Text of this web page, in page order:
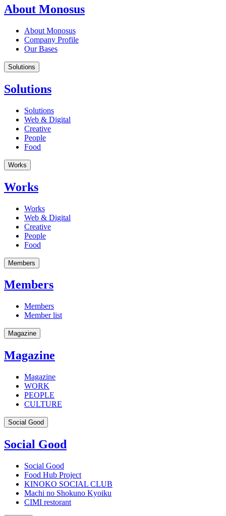
About Monosus
About Monosus
Company Profile
Our Bases
Solutions
Solutions
Solutions
Web & Digital
Creative
People
Food
Works
Works
Works
Web & Digital
Creative
People
Food
Members
Members
Members
Member list
Magazine
Magazine
Magazine
WORK
PEOPLE
CULTURE
Social Good
Social Good
Social Good
Food Hub Project
KINOKO SOCIAL CLUB
Machi no Shokuno Kyoiku
CIMI restorant